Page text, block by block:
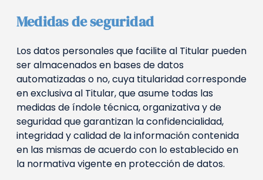
Medidas de seguridad
Los datos personales que facilite al Titular pueden
ser almacenados en bases de datos
automatizadas o no, cuya titularidad corresponde
en exclusiva al Titular, que asume todas las
medidas de índole técnica, organizativa y de
seguridad que garantizan la confidencialidad,
integridad y calidad de la información contenida
en las mismas de acuerdo con lo establecido en
la normativa vigente en protección de datos.